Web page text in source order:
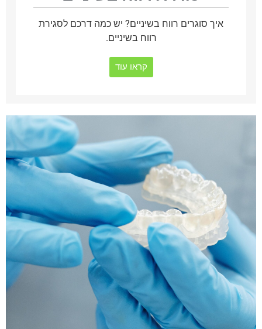
איך סוגרים רווח בשיניים? יש כמה דרכם לסגירת
רווח בשיניים.
קראו עוד